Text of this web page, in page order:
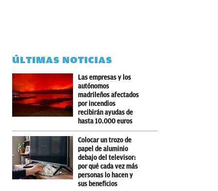
ÚLTIMAS NOTICIAS
Las empresas y los
autónomos
madrileños afectados
por incendios
recibirán ayudas de
hasta 10.000 euros
Colocar un trozo de
papel de aluminio
debajo del televisor:
por qué cada vez más
personas lo hacen y
sus beneficios